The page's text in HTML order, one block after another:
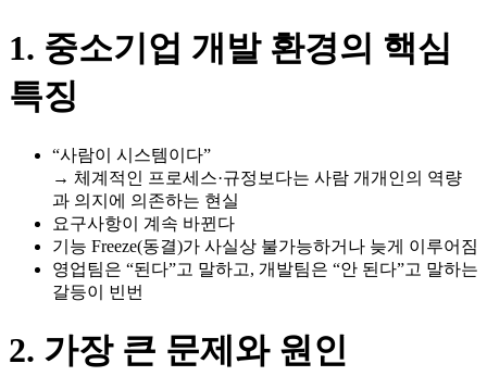
1. 중소기업 개발 환경의 핵심
특징
“사람이 시스템이다”
→ 체계적인 프로세스·규정보다는 사람 개개인의 역량
과 의지에 의존하는 현실
요구사항이 계속 바뀐다
기능 Freeze(동결)가 사실상 불가능하거나 늦게 이루어짐
영업팀은 “된다”고 말하고, 개발팀은 “안 된다”고 말하는
갈등이 빈번
2. 가장 큰 문제와 원인